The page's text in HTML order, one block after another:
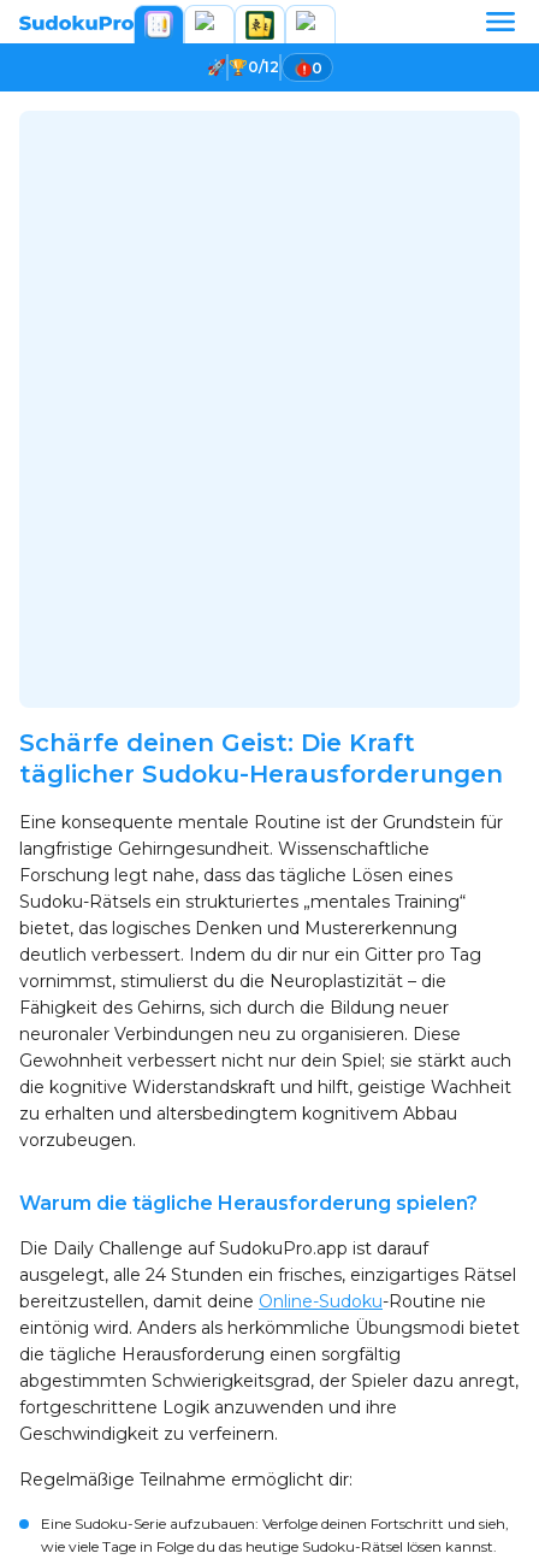
0/12 0
Schärfe deinen Geist: Die Kraft
täglicher Sudoku-Herausforderungen
Eine konsequente mentale Routine ist der Grundstein für
langfristige Gehirngesundheit. Wissenschaftliche
Forschung legt nahe, dass das tägliche Lösen eines
Sudoku-Rätsels ein strukturiertes „mentales Training“
bietet, das logisches Denken und Mustererkennung
deutlich verbessert. Indem du dir nur ein Gitter pro Tag
vornimmst, stimulierst du die Neuroplastizität – die
Fähigkeit des Gehirns, sich durch die Bildung neuer
neuronaler Verbindungen neu zu organisieren. Diese
Gewohnheit verbessert nicht nur dein Spiel; sie stärkt auch
die kognitive Widerstandskraft und hilft, geistige Wachheit
zu erhalten und altersbedingtem kognitivem Abbau
vorzubeugen.
Warum die tägliche Herausforderung spielen?
Die Daily Challenge auf SudokuPro.app ist darauf
ausgelegt, alle 24 Stunden ein frisches, einzigartiges Rätsel
bereitzustellen, damit deine Online-Sudoku-Routine nie
eintönig wird. Anders als herkömmliche Übungsmodi bietet
die tägliche Herausforderung einen sorgfältig
abgestimmten Schwierigkeitsgrad, der Spieler dazu anregt,
fortgeschrittene Logik anzuwenden und ihre
Geschwindigkeit zu verfeinern.
Regelmäßige Teilnahme ermöglicht dir:
Eine Sudoku-Serie aufzubauen: Verfolge deinen Fortschritt und sieh,
wie viele Tage in Folge du das heutige Sudoku-Rätsel lösen kannst.